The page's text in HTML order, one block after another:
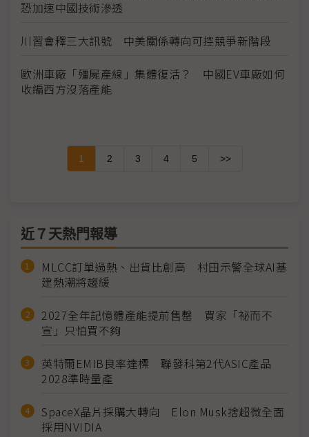
恐加速中國技術滲透
川習會釋三大訊號 中美關係轉向可控競爭新階段
歐洲車廠「殭屍產線」集體復活？ 中國EV車廠如何
收編西方沒落產能
1 2 3 4 5 >>
近７天熱門報導
MLCC訂單過熱、出貨比創高 村田示警全球AI基
建熱潮將趨緩
2027全年記憶體產能提前售罄 買家「祕而不
宣」只怕買不夠
英特爾EMIB良率達標 聯發科第2代ASIC產品
2028準時量產
SpaceX晶片採購大轉向 Elon Musk捨超微全面
採用NVIDIA